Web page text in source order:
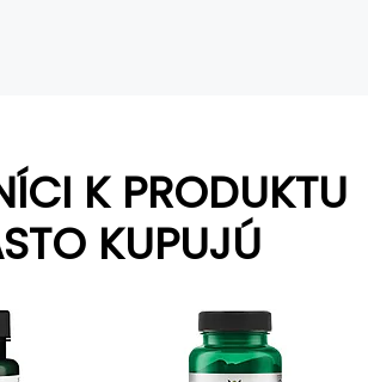
K PRODUKTU
KUPUJÚ